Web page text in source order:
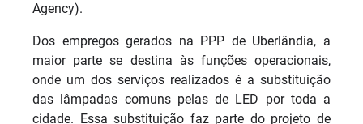
Agency).
Dos empregos gerados na PPP de Uberlândia, a
maior parte se destina às funções operacionais,
onde um dos serviços realizados é a substituição
das lâmpadas comuns pelas de LED por toda a
cidade. Essa substituição faz parte do projeto de